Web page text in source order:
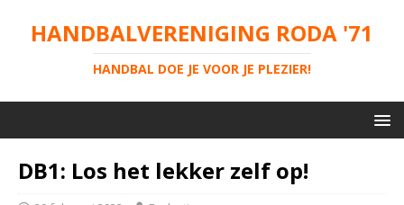
HANDBALVERENIGING RODA '71
HANDBAL DOE JE VOOR JE PLEZIER!
DB1: Los het lekker zelf op!